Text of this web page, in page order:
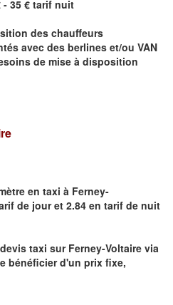
35 € tarif nuit
des chauffeurs
avec des berlines et/ou VAN
de mise à disposition
en taxi à Ferney-
de jour et 2.84 en tarif de nuit
taxi sur Ferney-Voltaire via
bénéficier d'un prix fixe,